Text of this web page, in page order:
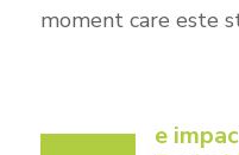
moment care este
e